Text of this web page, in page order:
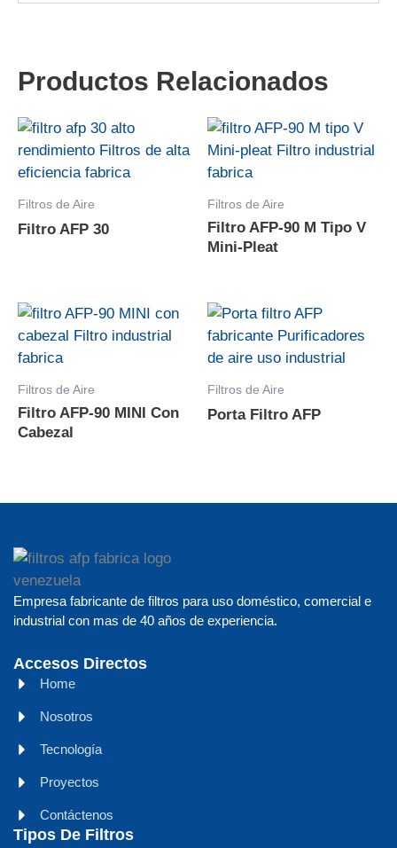
Productos Relacionados
Filtros de Aire
Filtro AFP 30
Filtros de Aire
Filtro AFP-90 M Tipo V
Mini-Pleat
Filtros de Aire
Filtro AFP-90 MINI Con
Cabezal
Filtros de Aire
Porta Filtro AFP
Empresa fabricante de filtros para uso doméstico, comercial e
industrial con mas de 40 años de experiencia.
Accesos Directos
Home
Nosotros
Tecnología
Proyectos
Contáctenos
Tipos De Filtros